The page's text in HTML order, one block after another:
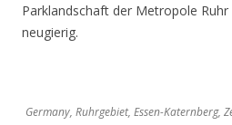
Parklandschaft der Metropole
neugierig.
Germany, Ruhrgebiet, Essen-Katernberg,